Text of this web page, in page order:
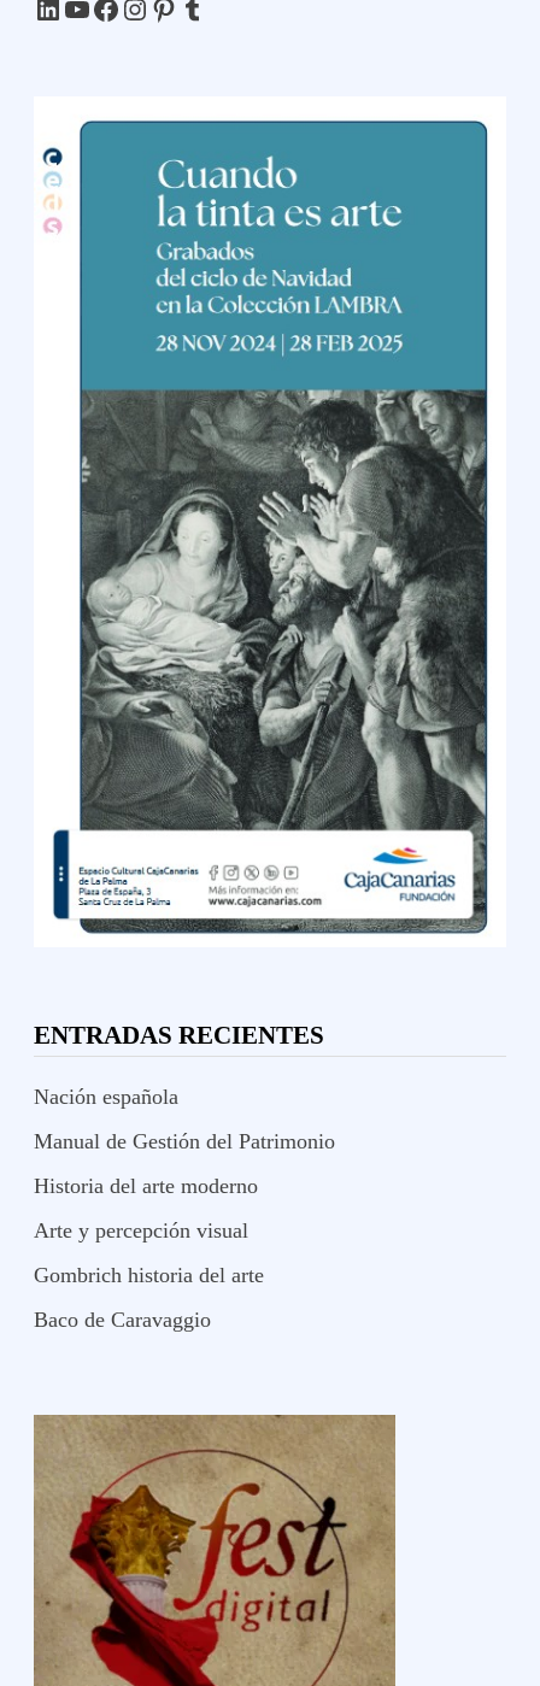
LinkedIn
YouTube
Facebook
Instagram
Pinterest
Tumblr
ENTRADAS RECIENTES
Nación española
Manual de Gestión del Patrimonio
Historia del arte moderno
Arte y percepción visual
Gombrich historia del arte
Baco de Caravaggio